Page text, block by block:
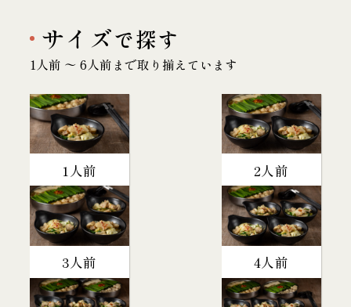
サイズで探す
1人前 〜 6人前まで取り揃えています
1人前 2人前
3人前 4人前